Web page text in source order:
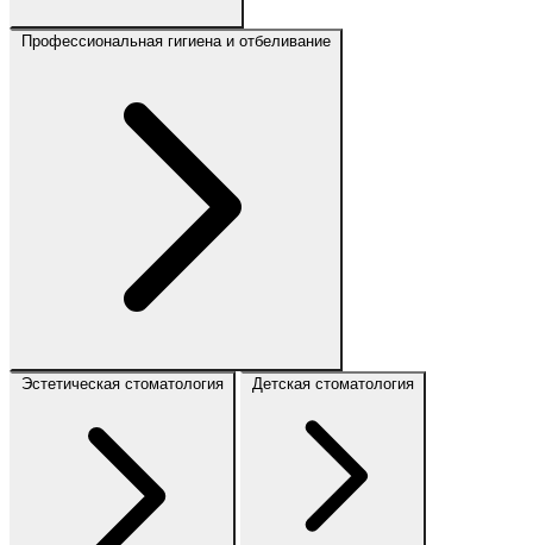
Профессиональная гигиена и отбеливание
Эстетическая стоматология Детская стоматология